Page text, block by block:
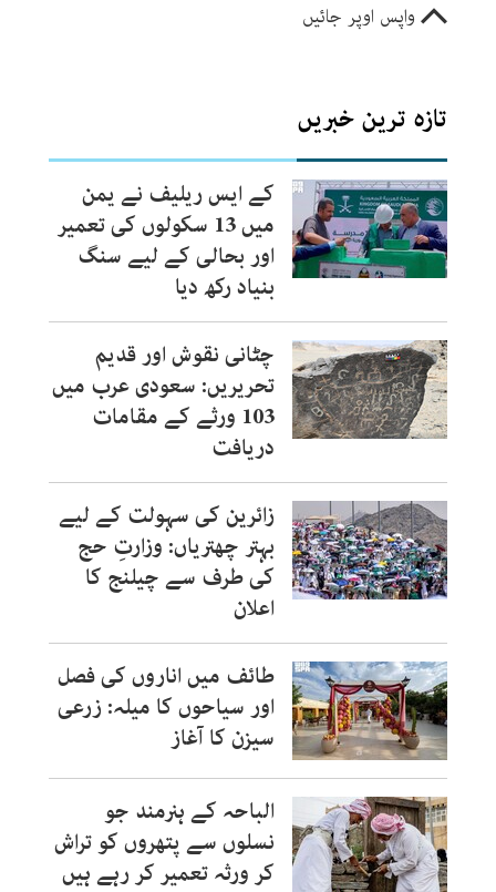
واپس اوپر جائیں
تازہ ترین خبریں
کے ایس ریلیف نے یمن
میں 13 سکولوں کی تعمیر
اور بحالی کے لیے سنگ
بنیاد رکھ دیا
چٹانی نقوش اور قدیم
تحریریں: سعودی عرب میں
103 ورثے کے مقامات
دریافت
زائرین کی سہولت کے لیے
بہتر چھتریاں: وزارتِ حج
کی طرف سے چیلنج کا
اعلان
طائف میں اناروں کی فصل
اور سیاحوں کا میلہ: زرعی
سیزن کا آغاز
الباحہ کے ہنرمند جو
نسلوں سے پتھروں کو تراش
کر ورثہ تعمیر کر رہے ہیں